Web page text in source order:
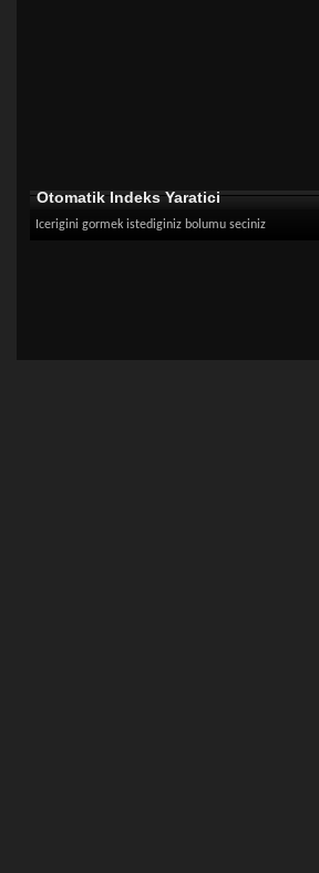
Otomatik Indeks Yaratici
Icerigini gormek istediginiz bolumu seciniz